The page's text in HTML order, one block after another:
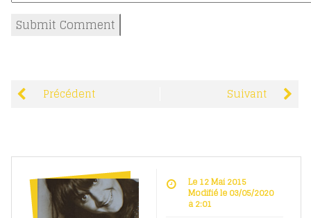
Précédent Suivant
Le 12 Mai 2015
Modifié le 03/05/2020
à 2:01